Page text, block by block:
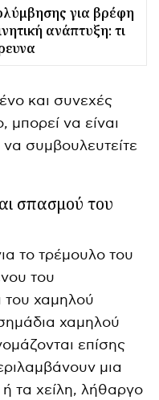
για βρέφη
ανάπτυξη: τι
και συνεχές
μπορεί να είναι
να συμβουλευτείτε
σπασμού του
το τρέμουλο του
του
του χαμηλού
χαμηλού
επίσης
μια
τα χείλη, λήθαργο